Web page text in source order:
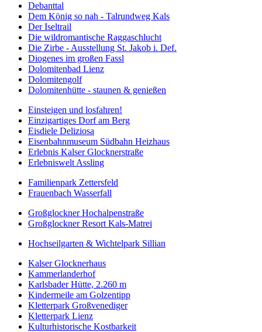
Debanttal
Dem König so nah - Talrundweg Kals
Der Iseltrail
Die wildromantische Raggaschlucht
Die Zirbe - Ausstellung St. Jakob i. Def.
Diogenes im großen Fassl
Dolomitenbad Lienz
Dolomitengolf
Dolomitenhütte - staunen & genießen
Einsteigen und losfahren!
Einzigartiges Dorf am Berg
Eisdiele Deliziosa
Eisenbahnmuseum Südbahn Heizhaus
Erlebnis Kalser Glocknerstraße
Erlebniswelt Assling
Familienpark Zettersfeld
Frauenbach Wasserfall
Großglockner Hochalpenstraße
Großglockner Resort Kals-Matrei
Hochseilgarten & Wichtelpark Sillian
Kalser Glocknerhaus
Kammerlanderhof
Karlsbader Hütte, 2.260 m
Kindermeile am Golzentipp
Kletterpark Großvenediger
Kletterpark Lienz
Kulturhistorische Kostbarkeit